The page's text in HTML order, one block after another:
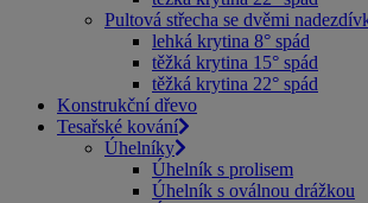
Pultová střecha se dvěmi
lehká krytina 8° spád
těžká krytina 15° spád
těžká krytina 22° spád
Konstrukční dřevo
Tesařské kování
Úhelníky
Úhelník s prolisem
Úhelník s oválnou drážkou